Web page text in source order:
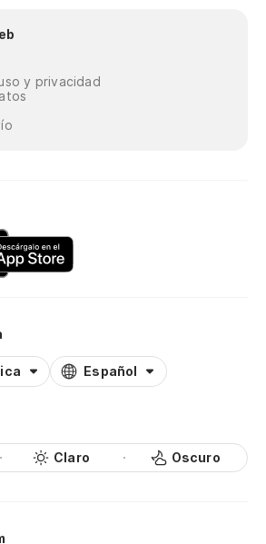
y privacidad
Español
Claro Oscuro